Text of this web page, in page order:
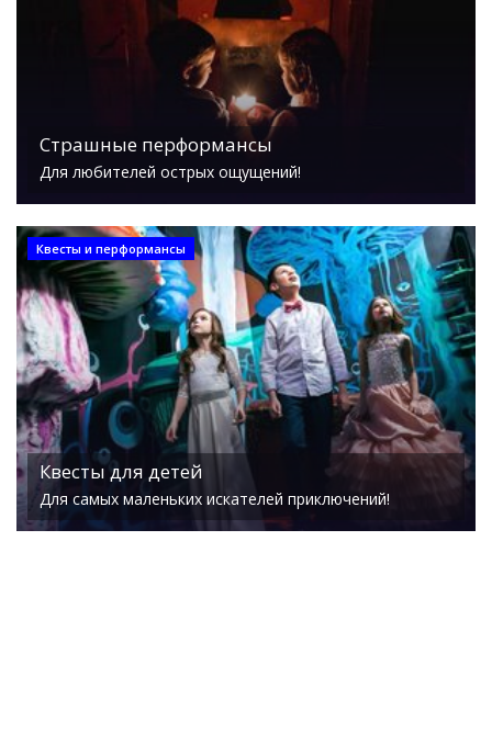
Страшные перформансы
Для любителей острых ощущений!
Квесты и перформансы
Квесты для детей
Для самых маленьких искателей приключений!